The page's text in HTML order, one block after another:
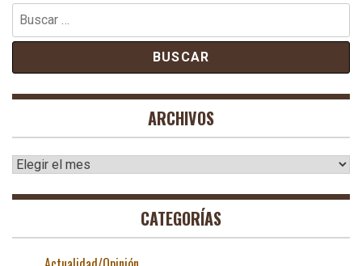
Buscar:
ARCHIVOS
Archivos
CATEGORÍAS